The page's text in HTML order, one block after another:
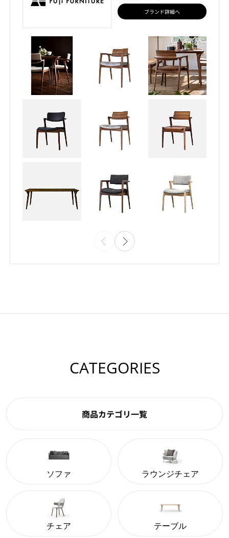
ブランド詳細へ
CATEGORIES
商品カテゴリ一覧
ソファ ラウンジチェア
チェア テーブル